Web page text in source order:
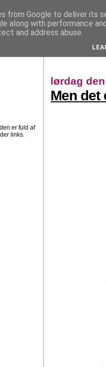
lørdag
Men det
er fuld af
links.
from Google to deliver its
along with performance
and address abuse.